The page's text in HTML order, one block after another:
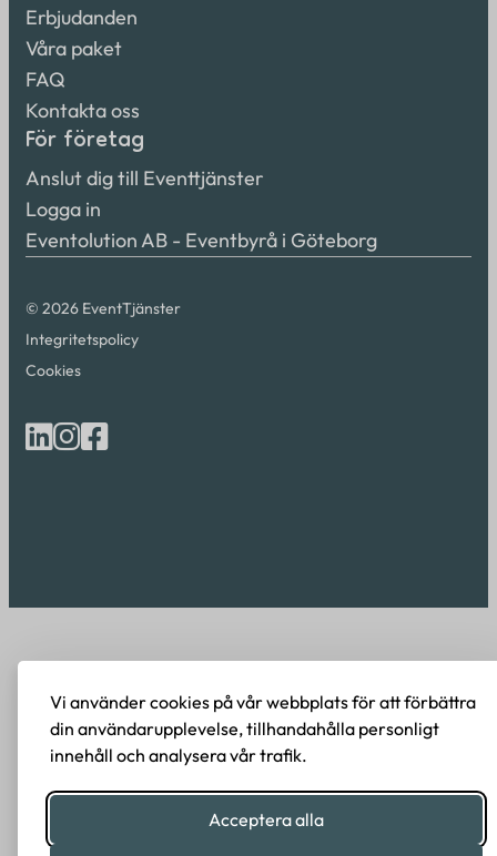
Vi använder cookies på vår webbplats för att förbättra
din användarupplevelse, tillhandahålla personligt
innehåll och analysera vår trafik.
Acceptera alla
Erbjudanden
Våra paket
FAQ
Kontakta oss
För företag
Anslut dig till Eventtjänster
Logga in
Eventolution AB - Eventbyrå i Göteborg
© 2026 EventTjänster
Integritetspolicy
Cookies